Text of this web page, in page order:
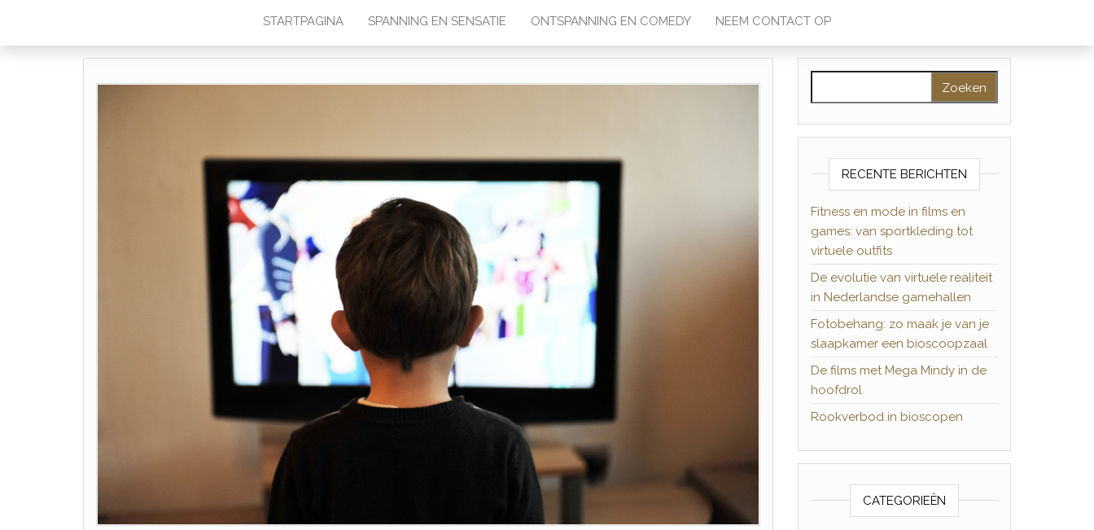
STARTPAGINA SPANNING EN SENSATIE ONTSPANNING EN COMEDY NEEM CONTACT OP
RECENTE BERICHTEN
Fitness en mode in films en
games: van sportkleding tot
virtuele outfits
De evolutie van virtuele realiteit
in Nederlandse gamehallen
Fotobehang: zo maak je van je
slaapkamer een bioscoopzaal
De films met Mega Mindy in de
hoofdrol
Rookverbod in bioscopen
CATEGORIEËN